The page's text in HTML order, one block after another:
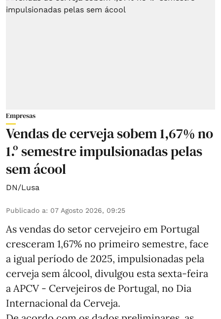
Empresas
Vendas de cerveja sobem 1,67% no
1.º semestre impulsionadas pelas
sem ácool
DN/Lusa
Publicado a: 07 Agosto 2026, 09:25
As vendas do setor cervejeiro em Portugal
cresceram 1,67% no primeiro semestre, face
a igual período de 2025, impulsionadas pela
cerveja sem álcool, divulgou esta sexta-feira
a APCV - Cervejeiros de Portugal, no Dia
Internacional da Cerveja.